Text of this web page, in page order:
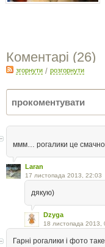
Коментарі (26)
згорнути / розгорнути
ммм… рогалики це смачно
Laran
17 листопада 2013, 22:03
дякую)
Dzyga
18 листопада 2013,
Гарні рогалики і фото